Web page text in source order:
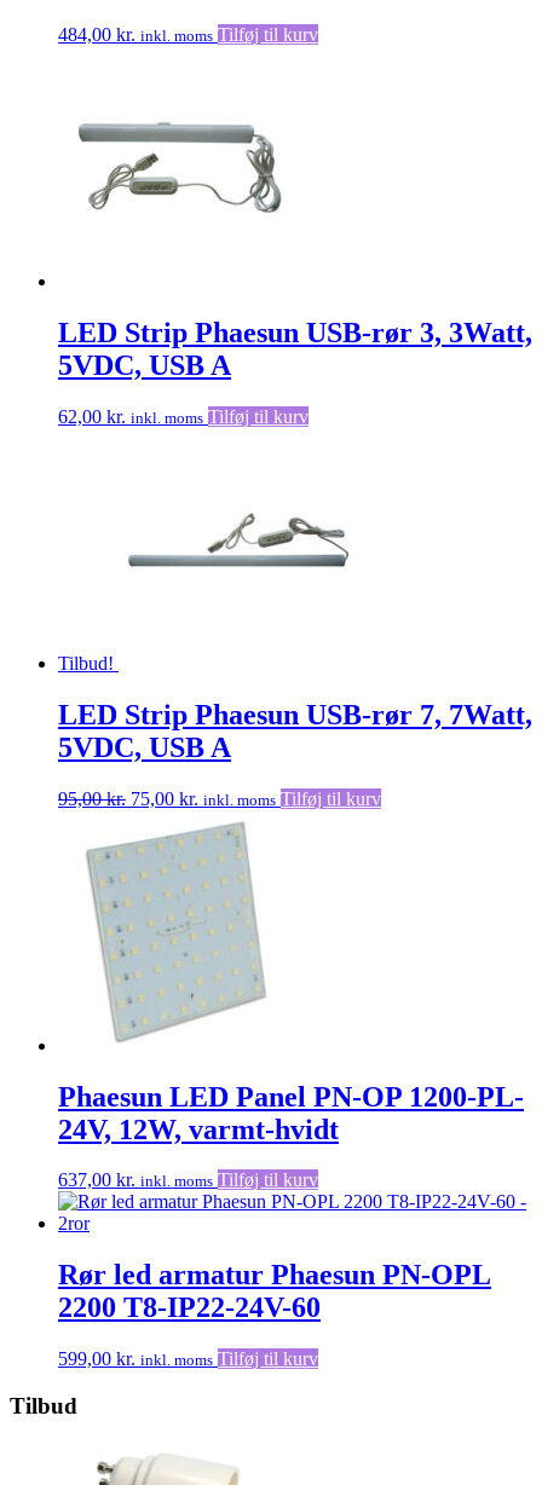
484,00 kr. inkl. moms Tilføj til kurv
LED Strip Phaesun USB-rør 3, 3Watt,
5VDC, USB A
62,00 kr. inkl. moms Tilføj til kurv
Tilbud!
LED Strip Phaesun USB-rør 7, 7Watt,
5VDC, USB A
95,00kr. Den
pris
95,00 kr..
75,00 kr. Den
aktuelle
pris
er:
75,00 kr..
inkl. moms Tilføj til kurv
Phaesun LED Panel PN-OP 1200-PL-
24V, 12W, varmt-hvidt
637,00 kr. inkl. moms Tilføj til kurv
Rør led armatur Phaesun PN-OPL
2200 T8-IP22-24V-60
599,00 kr. inkl. moms Tilføj til kurv
Tilbud